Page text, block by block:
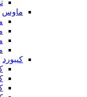
ماوس
کیبورد